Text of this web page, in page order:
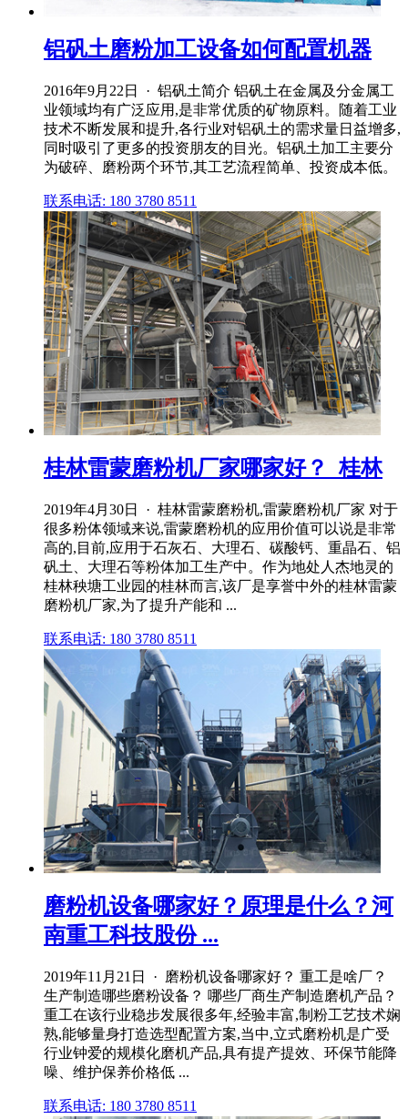
铝矾土磨粉加工设备如何配置机器
2016年9月22日 · 铝矾土简介 铝矾土在金属及分金属工
业领域均有广泛应用,是非常优质的矿物原料。随着工业
技术不断发展和提升,各行业对铝矾土的需求量日益增多,
同时吸引了更多的投资朋友的目光。铝矾土加工主要分
为破碎、磨粉两个环节,其工艺流程简单、投资成本低。
联系电话: 180 3780 8511
桂林雷蒙磨粉机厂家哪家好？_桂林
2019年4月30日 · 桂林雷蒙磨粉机,雷蒙磨粉机厂家 对于
很多粉体领域来说,雷蒙磨粉机的应用价值可以说是非常
高的,目前,应用于石灰石、大理石、碳酸钙、重晶石、铝
矾土、大理石等粉体加工生产中。作为地处人杰地灵的
桂林秧塘工业园的桂林而言,该厂是享誉中外的桂林雷蒙
磨粉机厂家,为了提升产能和 ...
联系电话: 180 3780 8511
磨粉机设备哪家好？原理是什么？河
南重工科技股份 ...
2019年11月21日 · 磨粉机设备哪家好？ 重工是啥厂？
生产制造哪些磨粉设备？ 哪些厂商生产制造磨机产品？
重工在该行业稳步发展很多年,经验丰富,制粉工艺技术娴
熟,能够量身打造选型配置方案,当中,立式磨粉机是广受
行业钟爱的规模化磨机产品,具有提产提效、环保节能降
噪、维护保养价格低 ...
联系电话: 180 3780 8511